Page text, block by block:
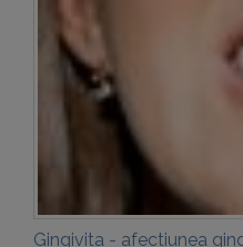
Gingivita - afectiunea